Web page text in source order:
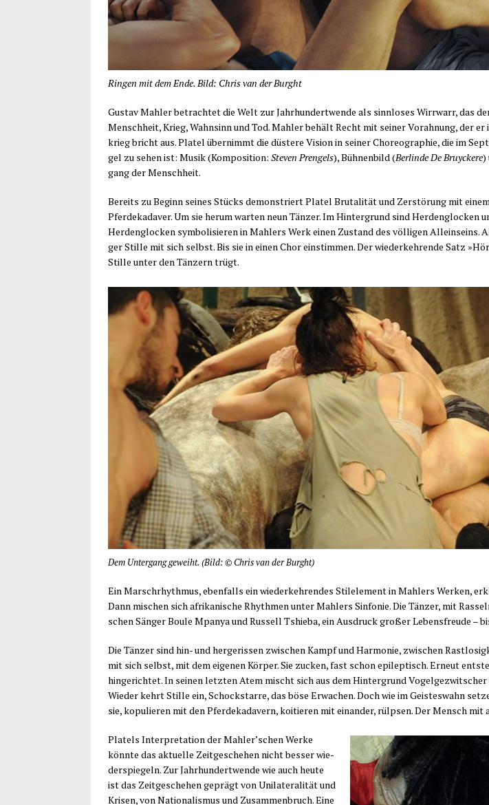
Ringen mit dem Ende. Bild: Chris van der Burght
Gus­tav Mahler betrach­tet die Welt zur Jahr­hun­dert­wen­de als sinn­lo­ses Wirr­warr, das
Mensch­heit, Krieg, Wahn­sinn und Tod. Mahler behält Recht mit sei­ner Vor­ah­nung, der
krieg bricht aus. Platel über­nimmt die düs­te­re Visi­on in sei­ner Cho­reo­gra­phie, die im
gel zu sehen ist: Musik (Kom­po­si­ti­on: Ste­ven Pren­gels), Büh­nen­bild (Ber­lin­de De Bruy­cke­re)
gang der Menschheit.
Bereits zu Beginn sei­nes Stücks demons­triert Platel Bru­ta­li­tät und Zer­stö­rung mit
Pfer­de­ka­da­ver. Um sie her­um war­ten neun Tän­zer. Im Hin­ter­grund sind Her­den­glo­cken
Her­den­glo­cken sym­bo­li­sie­ren in Mahlers Werk einen Zustand des völ­li­gen Allein­seins.
ger Stil­le mit sich selbst. Bis sie in einen Chor ein­stim­men. Der wie­der­keh­ren­de Satz
Stil­le unter den Tän­zern trügt.
Dem Unter­gang geweiht. (Bild: © Chris van der Burght)
Ein Marsch­rhyth­mus, eben­falls ein wie­der­keh­ren­des Stil­ele­ment in Mahlers Wer­ken,
Dann mischen sich afri­ka­ni­sche Rhyth­men unter Mahlers Sin­fo­nie. Die Tän­zer, mit
schen Sän­ger Boule Mpanya und Rus­sell Tshie­ba, ein Aus­druck gro­ßer Lebens­freu­de –
Die Tän­zer sind hin- und her­ge­ris­sen zwi­schen Kampf und Har­mo­nie, zwi­schen
mit sich selbst, mit dem eige­nen Kör­per. Sie zucken, fast schon epi­lep­tisch. Erneut
hin­ge­rich­tet. In sei­nen letz­ten Atem mischt sich aus dem Hin­ter­grund Vogel­ge­zwit­scher
Wie­der kehrt Stil­le ein, Schock­star­re, das böse Erwa­chen. Doch wie im Geis­tes­wahn
sie, kopu­lie­ren mit den Pfer­de­ka­da­vern, koi­tie­ren mit ein­an­der, rülp­sen. Der Mensch
Platels Inter­pre­ta­ti­on der Mahler’schen Wer­ke
könn­te das aktu­el­le Zeit­ge­sche­hen nicht bes­ser wie­
der­spie­geln. Zur Jahr­hun­dert­wen­de wie auch heu­te
ist das Zeit­ge­sche­hen geprägt von Uni­la­te­ra­li­tät und
Kri­sen, von Natio­na­lis­mus und Zusam­men­bruch. Eine